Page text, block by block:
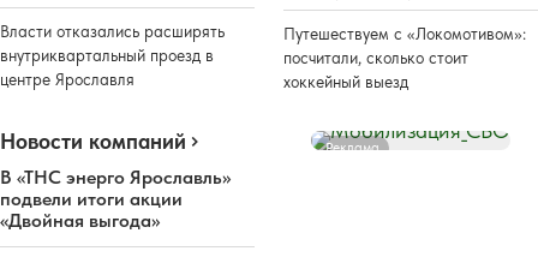
Власти отказались расширять
внутриквартальный проезд в
центре Ярославля
Путешествуем с «Локомотивом»:
посчитали, сколько стоит
хоккейный выезд
Новости компаний
В «ТНС энерго Ярославль»
подвели итоги акции
«Двойная выгода»
Реклама